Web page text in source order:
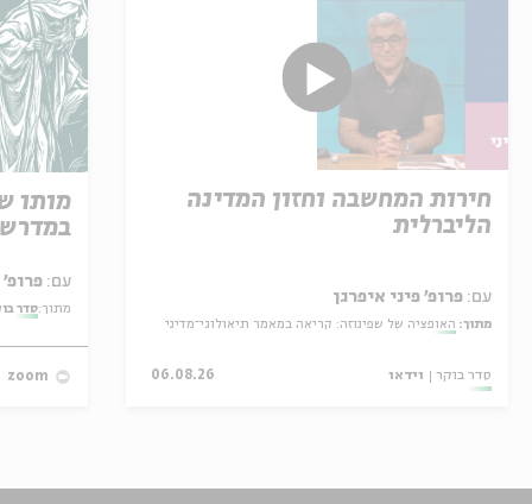
חירות המחשבה וחזון המדינה
הליברלית
עם: פרופ' פיני איפרגן
מתוך: האופציה של שפינוזה: קריאה במאמר תיאולוגי־מדיני
סדר בוקר וידאו 06.08.26
מותו
עם: פרופ' אביגדור שנאן
מתוך:סדר
zoom